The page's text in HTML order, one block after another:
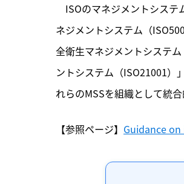
ISOのマネジメントシステ
ネジメントシステム（
全衛生マネジメントシステ
ントシステム（ISO21001）
れらのMSSを組織として統
【参照ページ】 Guidance